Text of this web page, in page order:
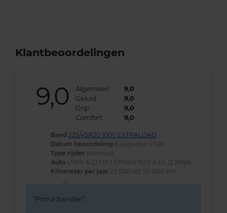
Klantbeoordelingen
9,0 Algemeen
9,0
Geluid
9,0
Grip
9,0
Comfort
9,0
Band 235/45R20 100V EXTRALOAD
Datum beoordeling 6 augustus 2026
Type rijder Normaal
Auto
LYNK & CO 01 1.5 PHEV SUV 3-cil. Q 261pk
Kilometer per jaar 25.000 tot 50.000 km
Prima banden